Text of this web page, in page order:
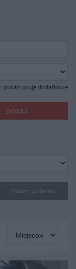
pokaż opcje dodatkowe
DODAJ
Oddam za darmo